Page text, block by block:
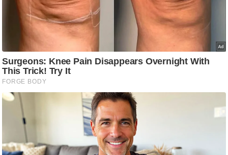
मा
र्म
स्थ
ल
व्र
त्यो
र